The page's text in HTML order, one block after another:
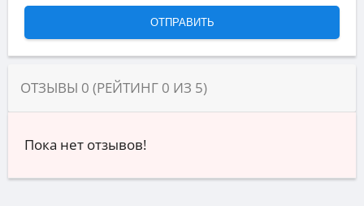
ОТЗЫВЫ 0 (РЕЙТИНГ 0 ИЗ 5)
Пока нет отзывов!